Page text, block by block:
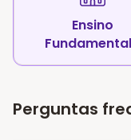
Ensino
Perguntas